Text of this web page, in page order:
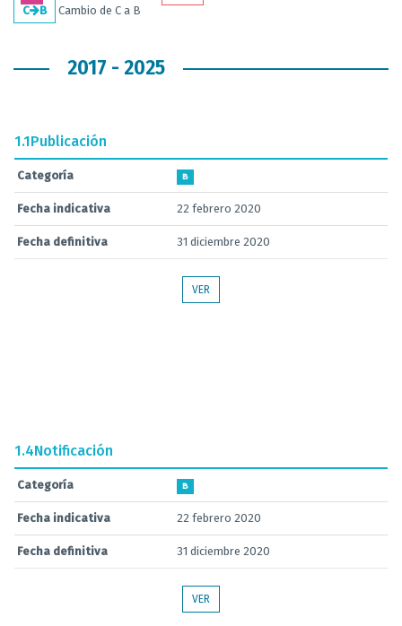
C
B Cambio de C a B
2017 - 2025
1.1Publicación
Categoría B
Fecha indicativa 22 febrero 2020
Fecha definitiva 31 diciembre 2020
VER
1.4Notificación
Categoría B
Fecha indicativa 22 febrero 2020
Fecha definitiva 31 diciembre 2020
VER